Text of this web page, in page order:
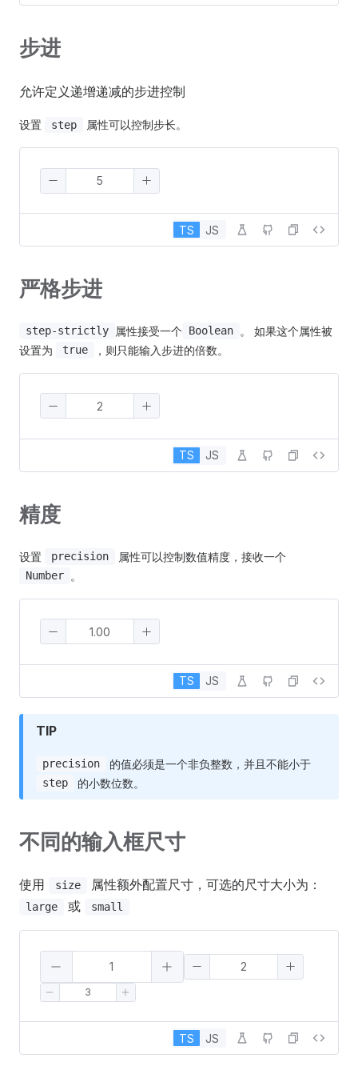
步进
允许定义递增递减的步进控制
设置 step 属性可以控制步长。
TS JS
严格步进
step-strictly 属性接受一个 Boolean
。 如果这个属性被
设置为
true ，则只能输入步进的倍数。
TS JS
精度
设置 precision 属性可以控制数值精度，接收一个
Number 。
TS JS
TIP
precision 的值必须是一个非负整数，并且不能小于
step 的小数位数。
不同的输入框尺寸
使用 size 属性额外配置尺寸，可选的尺寸大小为：
large 或 small
TS JS